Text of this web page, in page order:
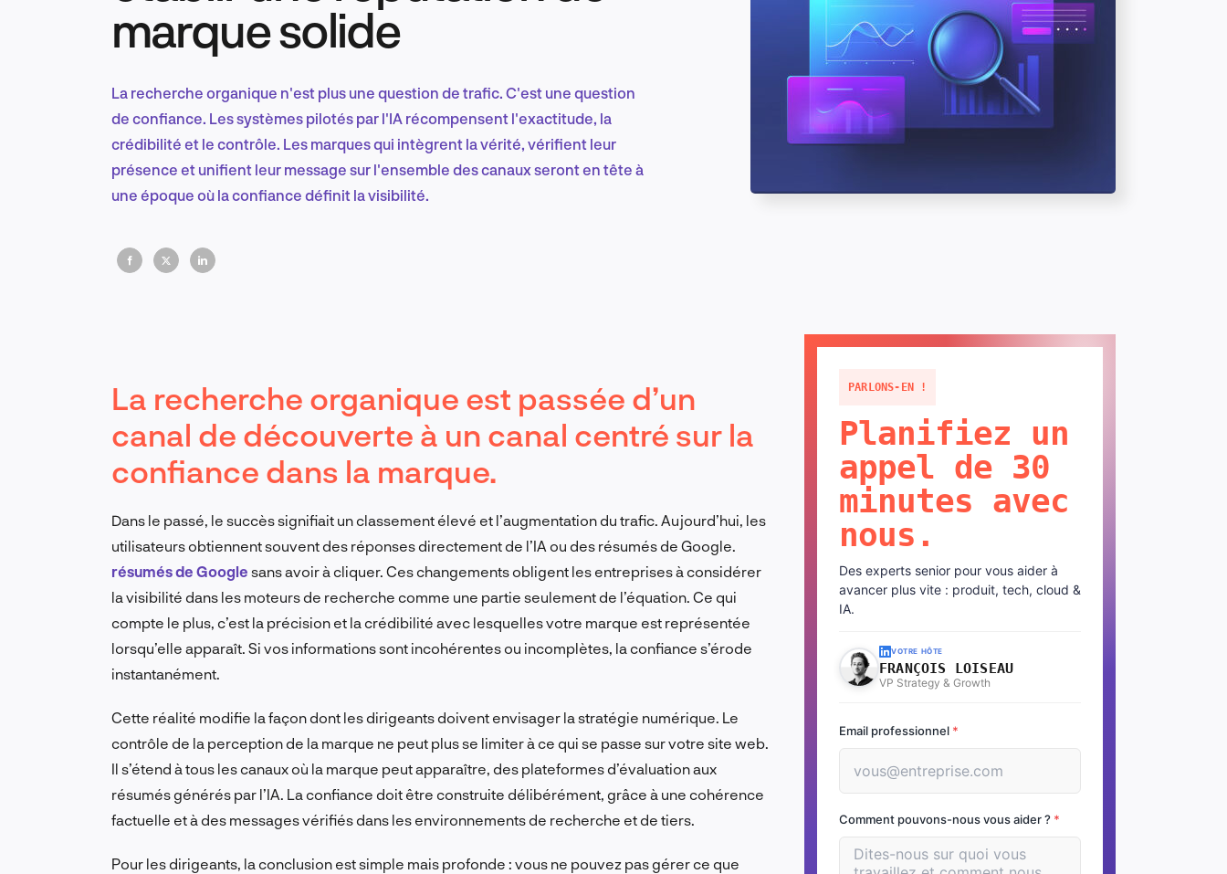
Recherche et conception produit
FR
marque solide
La recherche organique n'est plus une question de trafic. C'est une question
de confiance. Les systèmes pilotés par l'IA récompensent l'exactitude, la
crédibilité et le contrôle. Les marques qui intègrent la vérité, vérifient leur
présence et unifient leur message sur l'ensemble des canaux seront en tête à
une époque où la confiance définit la visibilité.
La recherche organique est passée d’un
canal de découverte à un canal centré sur la
confiance dans la marque.
Dans le passé, le succès signifiait un classement élevé et l’augmentation du trafic. Aujourd’hui, les
utilisateurs obtiennent souvent des réponses directement de l’IA ou des résumés de Google.
résumés de Google sans avoir à cliquer. Ces changements obligent les entreprises à considérer
la visibilité dans les moteurs de recherche comme une partie seulement de l’équation. Ce qui
compte le plus, c’est la précision et la crédibilité avec lesquelles votre marque est représentée
lorsqu’elle apparaît. Si vos informations sont incohérentes ou incomplètes, la confiance s’érode
instantanément.
Cette réalité modifie la façon dont les dirigeants doivent envisager la stratégie numérique. Le
contrôle de la perception de la marque ne peut plus se limiter à ce qui se passe sur votre site web.
Il s’étend à tous les canaux où la marque peut apparaître, des plateformes d’évaluation aux
résumés générés par l’IA. La confiance doit être construite délibérément, grâce à une cohérence
factuelle et à des messages vérifiés dans les environnements de recherche et de tiers.
Pour les dirigeants, la conclusion est simple mais profonde : vous ne pouvez pas gérer ce que
PARLONS-EN !
Planifiez un
appel de 30
minutes avec
nous.
Des experts senior pour vous aider à
avancer plus vite : produit, tech, cloud &
IA.
VOTRE HÔTE
FRANÇOIS LOISEAU
VP Strategy & Growth
Email professionnel *
Comment pouvons-nous vous aider ? *